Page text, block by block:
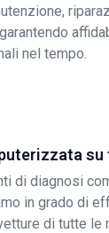
nel tempo.
su
di diagnosi
in grado di
di tutte le